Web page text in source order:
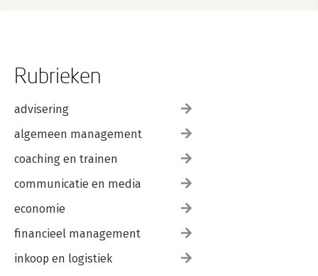
Rubrieken
advisering
algemeen management
coaching en trainen
communicatie en media
economie
financieel management
inkoop en logistiek